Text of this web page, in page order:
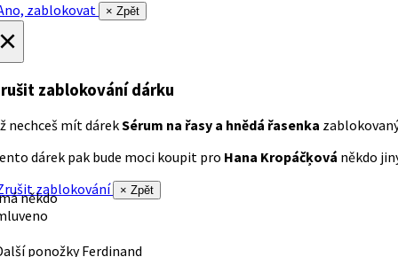
zablokovat
× Zpět
zablokování dárku
nechceš mít dárekSérum na řasy a hnědá řasenka
dárek pak bude moci koupit pro Hana Kropáčķová někdo
zablokování
× Zpět
někdo